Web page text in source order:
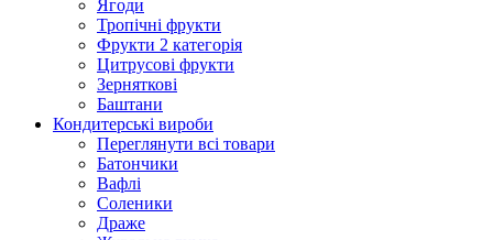
Ягоди
Тропічні фрукти
Фрукти 2 категорія
Цитрусові фрукти
Зерняткові
Баштани
Кондитерські вироби
Переглянути всі товари
Батончики
Вафлі
Соленики
Драже